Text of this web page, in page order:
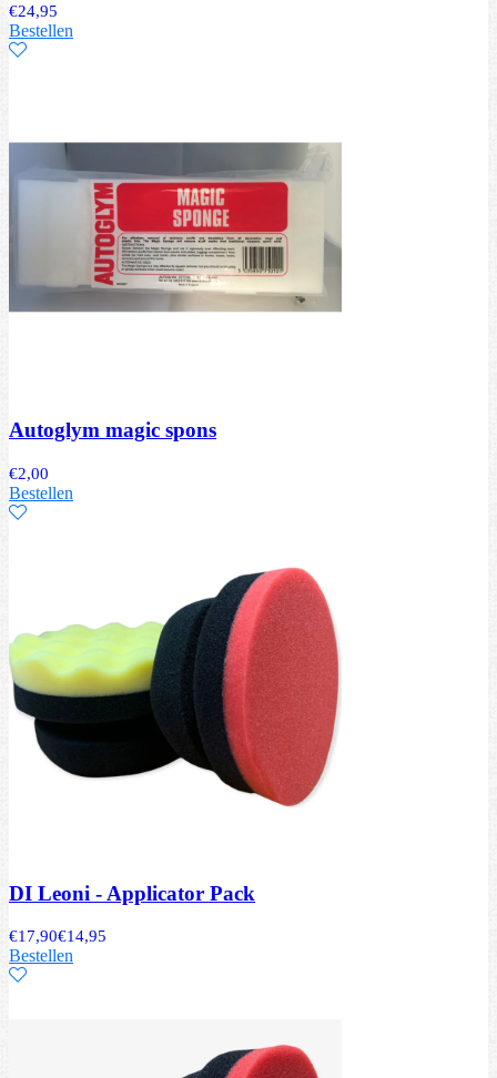
€24,95
Bestellen
Autoglym magic spons
€2,00
Bestellen
DI Leoni - Applicator Pack
€17,90€14,95
Bestellen